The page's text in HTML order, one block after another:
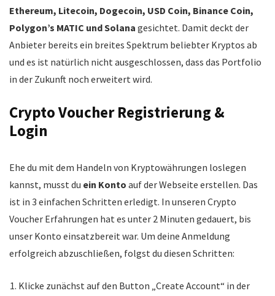
Ethereum, Litecoin, Dogecoin, USD Coin, Binance Coin,
Polygon’s MATIC und Solana gesichtet. Damit deckt der
Anbieter bereits ein breites Spektrum beliebter Kryptos ab
und es ist natürlich nicht ausgeschlossen, dass das Portfolio
in der Zukunft noch erweitert wird.
Crypto Voucher Registrierung &
Login
Ehe du mit dem Handeln von Kryptowährungen loslegen
kannst, musst du ein Konto auf der Webseite erstellen. Das
ist in 3 einfachen Schritten erledigt. In unseren Crypto
Voucher Erfahrungen hat es unter 2 Minuten gedauert, bis
unser Konto einsatzbereit war. Um deine Anmeldung
erfolgreich abzuschließen, folgst du diesen Schritten:
Klicke zunächst auf den Button „Create Account“ in der